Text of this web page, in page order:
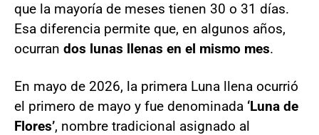
que la mayoría de meses tienen 30 o 31 días.
Esa diferencia permite que, en algunos años,
ocurran dos lunas llenas en el mismo mes.
En mayo de 2026, la primera Luna llena ocurrió
el primero de mayo y fue denominada ‘Luna de
Flores’, nombre tradicional asignado al